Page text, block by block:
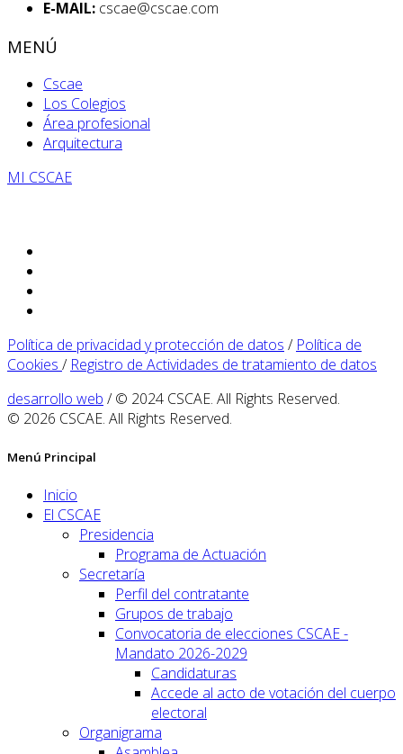
E-MAIL: cscae@cscae.com
MENÚ
Cscae
Los Colegios
Área profesional
Arquitectura
MI CSCAE
Política de privacidad y protección de datos / Política de
Cookies / Registro de Actividades de tratamiento de datos
desarrollo web / © 2024 CSCAE. All Rights Reserved.
© 2026 CSCAE. All Rights Reserved.
Menú Principal
Inicio
El CSCAE
Presidencia
Programa de Actuación
Secretaría
Perfil del contratante
Grupos de trabajo
Convocatoria de elecciones CSCAE -
Mandato 2026-2029
Candidaturas
Accede al acto de votación del cuerpo
electoral
Organigrama